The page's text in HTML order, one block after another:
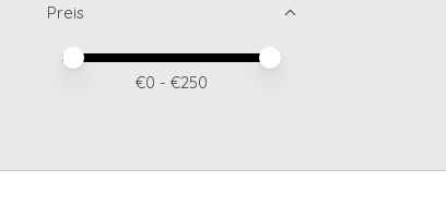
Preis
Preis – Mindestwert
Price maximum value
€0 - €250